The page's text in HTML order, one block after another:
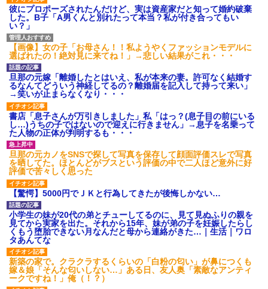
黒い絵があるんだよ！洗っても
落ちないんだよ！」あー…だか
らいつも肌を隠してるのね。こ
んな田舎で刺青バレたら面倒...
ハードオフに売っていた4万
4000円のフィギュアがヤバすぎ
るｗｗｗｗｗｗ「こんな高い
の？ｗｗ」「逆に超安い」
私「ちょっと、人の家の金庫
触らないでよ！」キチママ『そ
こに金庫があったから、開けて
みようとしただけ☆』義兄「泥
は出てけ！二度と来るな！」結
果・・・
私「初めて飲む味だけどなん
のお茶？」彼「ちっ！」私「」
【GIF】JSのカンチョーワロ
タ
後続車にクラクションを鳴ら
され彼氏が逆切れ。「何クラク
ション鳴らしてんだ！降りてこ
いよ！」と怒鳴りだし...
【衝撃】報酬100万円超の治験
募集がこちらｗｗｗｗｗ(※画像
あり)
【ネット騒然】惨殺されたタ
ワマン頂き女子のこの動画、す
げえええええｗｗｗｗｗｗｗｗ
ｗｗｗ
【愕然】白のクラウン俺氏、
込みおやつをクレクレしてた。
田舎では普通のことだったので
が多い、バランスが悪い」と酷
評してたトメ。命名式に娘を抱
い字ねぇ～あたち自分の名前だ
いっきらーい」
主な税金の成り立ちを調べて
彼にプロポーズされたんだけど、実は資産家だと知って婚約破棄
した。B子「A男くんと別れたって本当？私が付き合ってもい
い？」
【画像】女の子「お母さん！！私ようやくファッションモデルに
選ばれたの！絶対見に来てね！」→悲しい結果がこれ・・・
旦那の元嫁「離婚したとはいえ、私が本来の妻。許可なく結婚す
るなんてどういう神経してるの？離婚届を記入して持って来い」
→笑いが止まらなくなり・・・
書店「息子さんが万引きしました」私「はっ？(息子目の前にいる
し…)うちの子ではないので迎えに行きません」→息子を名乗って
た人物の正体が判明するも・・・
旦那の元カノをSNSで探して写真を保存して顔面評価スレで写真
を晒してた。ほとんどがブスという評価の中で二人ほど意外に好
評価で苦々しく思った
【驚愕】5000円でＪＫと行為してきたが後悔しかない…
小学生の妹が20代の弟とチューしてるのに、見て見ぬふりの親を
見てから実家を出た。それから15年、妹が弟の子を妊娠したらし
くもう堕胎できない月なんだと母から連絡がきた…｜生活｜ワロ
タあんてな
新築の家で。クラクラするくらいの「白粉の匂い」が鼻につくも
嫁＆娘「そんな匂いしない…」ある日、友人奥「素敵なアンティ
ークですね！」俺（！？）